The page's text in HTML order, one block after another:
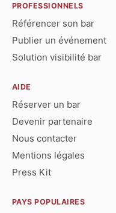
PROFESSIONNELS
Référencer son bar
Publier un événement
Solution visibilité bar
AIDE
Réserver un bar
Devenir partenaire
Nous contacter
Mentions légales
Press Kit
PAYS POPULAIRES